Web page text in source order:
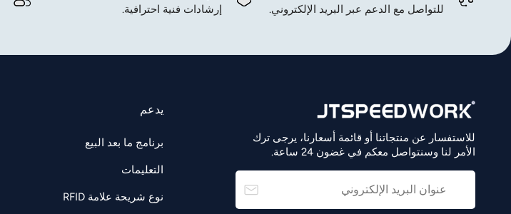
إرشادات فنية احترافية. للتواصل مع الدعم عبر البريد الإلكتروني.
للاستفسار عن منتجاتنا أو قائمة أسعارنا، يرجى ترك
الأمر لنا وسنتواصل معكم في غضون 24 ساعة.
يدعم
برنامج ما بعد البيع
التعليمات
نوع شريحة علامة RFID